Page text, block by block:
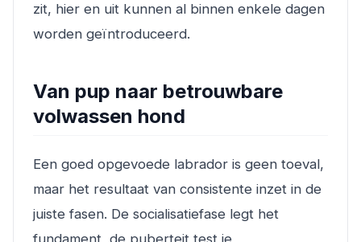
zit, hier en uit kunnen al binnen enkele dagen
worden geïntroduceerd.
Van pup naar betrouwbare
volwassen hond
Een goed opgevoede labrador is geen toeval,
maar het resultaat van consistente inzet in de
juiste fasen. De socialisatiefase legt het
fundament, de puberteit test je